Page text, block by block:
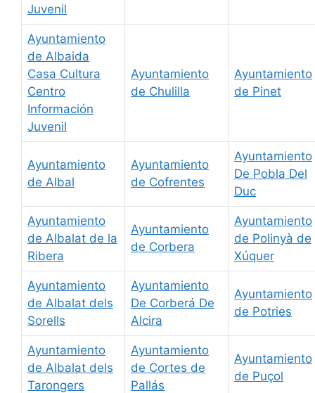
Juvenil
Ayuntamiento
de Albaida
Casa Cultura
Centro
Información
Juvenil
Ayuntamiento
de Chulilla
Ayuntamiento
de Pinet
Ayuntamiento
de Albal
Ayuntamiento
de Cofrentes
Ayuntamiento
De Pobla Del
Duc
Ayuntamiento
de Albalat de la
Ribera
Ayuntamiento
de Corbera
Ayuntamiento
de Polinyà de
Xúquer
Ayuntamiento
de Albalat dels
Sorells
Ayuntamiento
De Corberá De
Alcira
Ayuntamiento
de Potries
Ayuntamiento
de Albalat dels
Tarongers
Ayuntamiento
de Cortes de
Pallás
Ayuntamiento
de Puçol